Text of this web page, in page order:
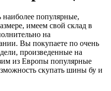
наиболее популярные,
имеем свой склад в
на
Вы покупаете по очень
произведенные на
из Европы популярные
скупать шины бу и